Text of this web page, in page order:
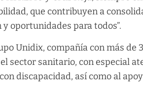
que contribuyen a
oportunidades para todos”.
Unidix, compañía con más de
sector sanitario, con especial
discapacidad, así como al